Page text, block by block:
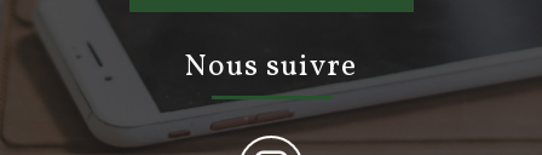
nous suivre